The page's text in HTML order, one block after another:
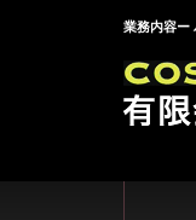
業務内容ー